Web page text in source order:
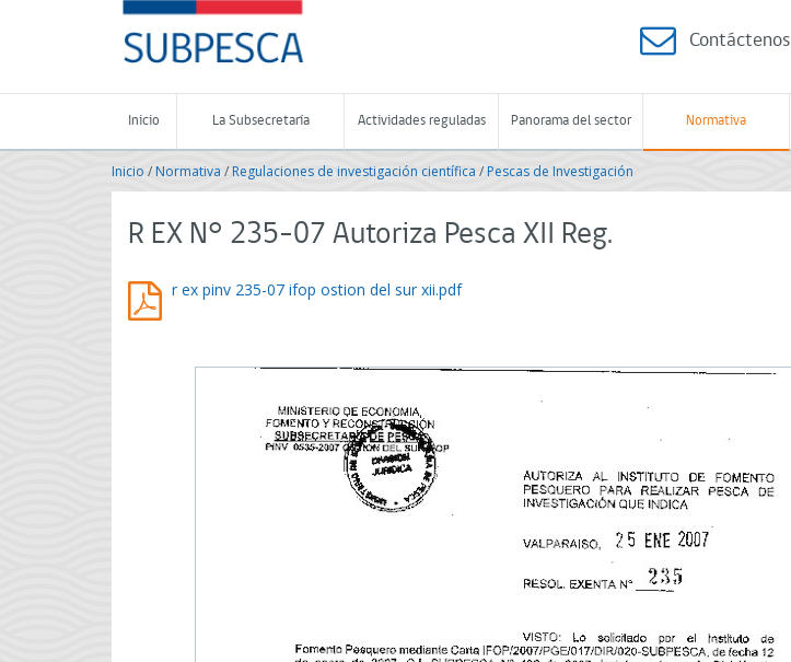
-
Subsecretaría
de
Pesca
Acuicultura
-
de
Chile
Contáctenos
Inicio La Subsecretaría Actividades reguladas Panorama del sector Normativa
Inicio /Normativa / Regulaciones de investigación científica /Pescas de Investigación
R EX N° 235-07 Autoriza Pesca XII Reg.
r ex pinv 235-07 ifop ostion del sur xii.pdf